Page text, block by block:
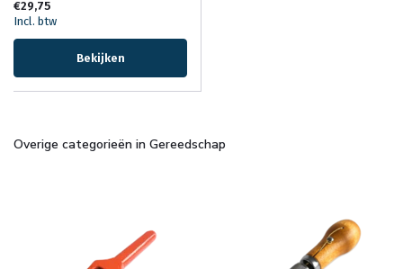
€29,75
Incl. btw
Bekijken
Overige categorieën in Gereedschap